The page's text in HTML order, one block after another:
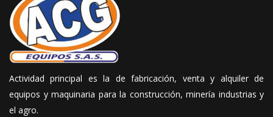
Actividad principal es la de fabricación, venta y alquiler de
equipos y maquinaria para la construcción, minería industrias y
el agro.